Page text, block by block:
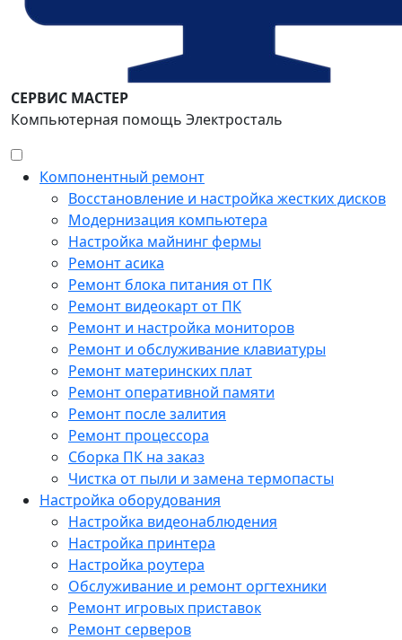
СЕРВИС МАСТЕР
Компьютерная помощь Электросталь
Компонентный ремонт
Восстановление и настройка жестких дисков
Модернизация компьютера
Настройка майнинг фермы
Ремонт асика
Ремонт блока питания от ПК
Ремонт видеокарт от ПК
Ремонт и настройка мониторов
Ремонт и обслуживание клавиатуры
Ремонт материнских плат
Ремонт оперативной памяти
Ремонт после залития
Ремонт процессора
Сборка ПК на заказ
Чистка от пыли и замена термопасты
Настройка оборудования
Настройка видеонаблюдения
Настройка принтера
Настройка роутера
Обслуживание и ремонт оргтехники
Ремонт игровых приставок
Ремонт серверов